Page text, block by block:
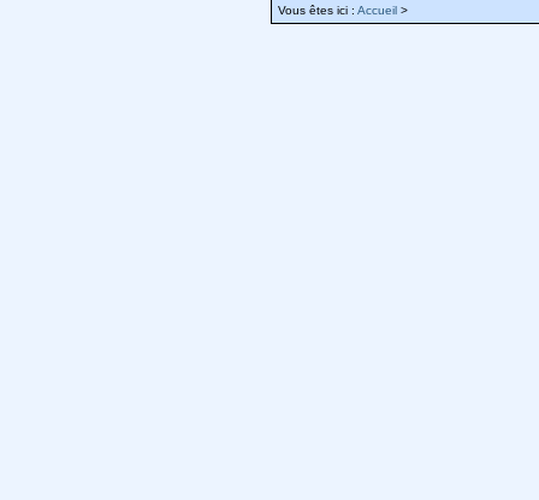
Vous êtes ici : Accueil >